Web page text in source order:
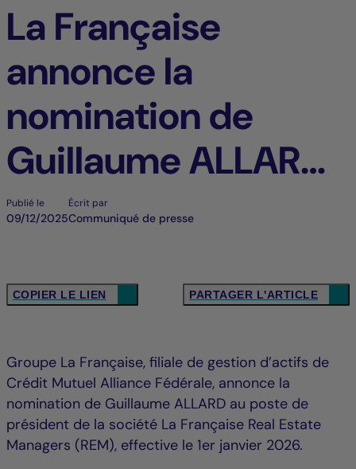
La Française
annonce la
nomination de
Guillaume ALLARD
à la présidence de
Estate Managers
Publié le
09/12/2025
Écrit par
Communiqué de presse
COPIER LE LIEN PARTAGER L'ARTICLE
Groupe La Française, filiale de gestion d’actifs de
Crédit Mutuel Alliance Fédérale, annonce la
nomination de Guillaume ALLARD au poste de
président de la société La Française Real Estate
Managers (REM), effective le 1er janvier 2026.